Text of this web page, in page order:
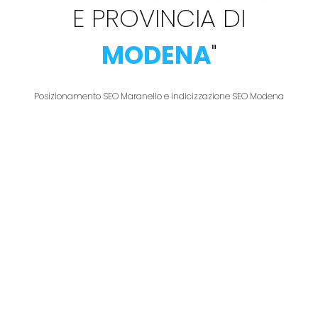
E PROVINCIA DI
MODENA"
Posizionamento SEO Maranello e indicizzazione SEO Modena